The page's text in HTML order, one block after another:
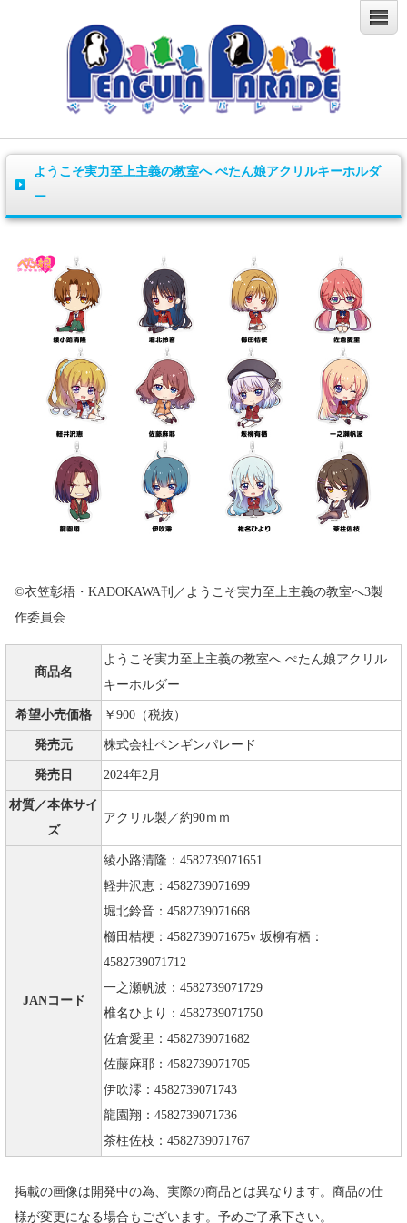
ようこそ実力至上主義の教室へ ぺたん娘アクリルキーホルダ
ー
©衣笠彰梧・KADOKAWA刊／ようこそ実力至上主義の教室へ3製
作委員会
商品名
ようこそ実力至上主義の教室へ ぺたん娘アクリル
キーホルダー
希望小売価格 ￥900（税抜）
発売元 株式会社ペンギンパレード
発売日 2024年2月
材質／本体サイ
ズ
アクリル製／約90ｍｍ
JANコード
綾小路清隆：4582739071651
軽井沢恵：4582739071699
堀北鈴音：4582739071668
櫛田桔梗：4582739071675v 坂柳有栖：
4582739071712
一之瀬帆波：4582739071729
椎名ひより：4582739071750
佐倉愛里：4582739071682
佐藤麻耶：4582739071705
伊吹澪：4582739071743
龍園翔：4582739071736
茶柱佐枝：4582739071767
掲載の画像は開発中の為、実際の商品とは異なります。商品の仕
様が変更になる場合もございます。予めご了承下さい。